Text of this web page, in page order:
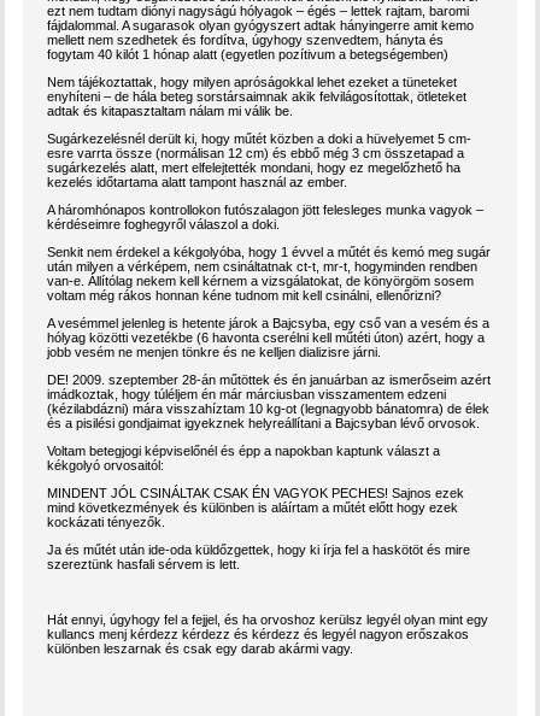
ezt nem tudtam diónyi nagyságú hólyagok – égés – lettek rajtam, baromi
fájdalommal. A sugarasok olyan gyógyszert adtak hányingerre amit kemo
mellett nem szedhetek és fordítva, úgyhogy szenvedtem, hányta és
fogytam 40 kilót 1 hónap alatt (egyetlen pozítivum a betegségemben)
Nem tájékoztattak, hogy milyen apróságokkal lehet ezeket a tüneteket
enyhíteni – de hála beteg sorstársaimnak akik felvilágosítottak, ötleteket
adtak és kitapasztaltam nálam mi válik be.
Sugárkezelésnél derült ki, hogy műtét közben a doki a hüvelyemet 5 cm-
esre varrta össze (normálisan 12 cm) és ebbő még 3 cm összetapad a
sugárkezelés alatt, mert elfelejtették mondani, hogy ez megelőzhető ha
kezelés időtartama alatt tampont használ az ember.
A háromhónapos kontrollokon futószalagon jött felesleges munka vagyok –
kérdéseimre foghegyről válaszol a doki.
Senkit nem érdekel a kékgolyóba, hogy 1 évvel a műtét és kemó meg sugár
után milyen a vérképem, nem csináltatnak ct-t, mr-t, hogyminden rendben
van-e. Állítólag nekem kell kérnem a vizsgálatokat, de könyörgöm sosem
voltam még rákos honnan kéne tudnom mit kell csinálni, ellenőrizni?
A vesémmel jelenleg is hetente járok a Bajcsyba, egy cső van a vesém és a
hólyag közötti vezetékbe (6 havonta cserélni kell műtéti úton) azért, hogy a
jobb vesém ne menjen tönkre és ne kelljen dializisre járni.
DE! 2009. szeptember 28-án műtöttek és én januárban az ismerőseim azért
imádkoztak, hogy túléljem én már márciusban visszamentem edzeni
(kézilabdázni) mára visszahíztam 10 kg-ot (legnagyobb bánatomra) de élek
és a pisilési gondjaimat igyekznek helyreállítani a Bajcsyban lévő orvosok.
Voltam betegjogi képviselőnél és épp a napokban kaptunk választ a
kékgolyó orvosaitól:
MINDENT JÓL CSINÁLTAK CSAK ÉN VAGYOK PECHES! Sajnos ezek
mind következmények és különben is aláírtam a műtét előtt hogy ezek
kockázati tényezők.
Ja és műtét után ide-oda küldőzgettek, hogy ki írja fel a haskötöt és mire
szereztünk hasfali sérvem is lett.
Hát ennyi, úgyhogy fel a fejjel, és ha orvoshoz kerülsz legyél olyan mint egy
kullancs menj kérdezz kérdezz és kérdezz és legyél nagyon erőszakos
különben leszarnak és csak egy darab akármi vagy.